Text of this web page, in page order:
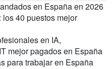
en España en 2026
40 puestos mejor
en IA,
mejor pagados en España
para trabajar en España